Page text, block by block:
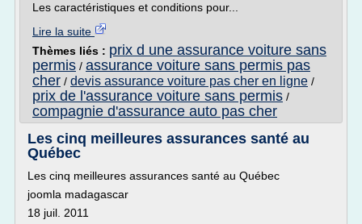
Les caractéristiques et conditions pour...
Lire la suite
Thèmes liés : prix d une assurance voiture sans
permis / assurance voiture sans permis pas
cher / devis assurance voiture pas cher en ligne /
prix de l'assurance voiture sans permis /
compagnie d'assurance auto pas cher
Les cinq meilleures assurances santé au
Québec
Les cinq meilleures assurances santé au Québec
joomla madagascar
18 juil. 2011